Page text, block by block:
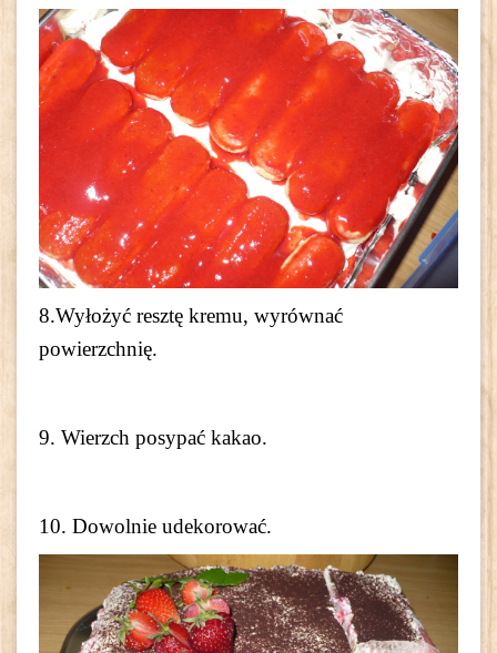
8.Wyłożyć resztę kremu, wyrównać
powierzchnię.
9. Wierzch posypać kakao.
10. Dowolnie udekorować.